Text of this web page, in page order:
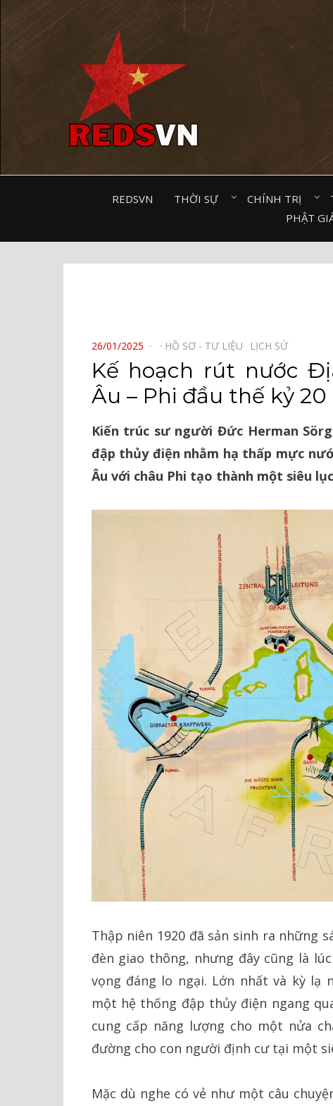
REDSVN THỜI SỰ⠀ CHÍNH TRỊ⠀
PHẬT
POSTED
ON
26/01/2025 HỒ SƠ - TƯ LIỆU⠀ LỊCH SỬ⠀
Kế hoạch rút nước
Âu – Phi đầu thế kỷ 20
Kiến trúc sư người Đức Herman
đập thủy điện nhằm hạ thấp mực
Âu với châu Phi tạo thành một siêu
Thập niên 1920 đã sản sinh ra những
đèn giao thông, nhưng đây cũng là
vọng đáng lo ngại. Lớn nhất và kỳ lạ
một hệ thống đập thủy điện ngang
cung cấp năng lượng cho một nửa
đường cho con người định cư tại một
Mặc dù nghe có vẻ như một câu